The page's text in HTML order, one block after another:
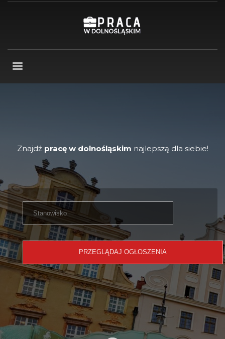
Znajdź pracę w dolnośląskim najlepszą dla siebie!